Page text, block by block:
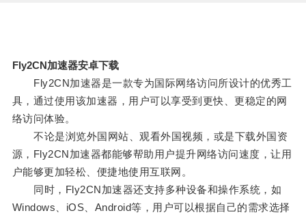
Fly2CN加速器安卓下载
Fly2CN加速器是一款专为国际网络访问所设计的优秀工
具，通过使用该加速器，用户可以享受到更快、更稳定的网
络访问体验。
不论是浏览外国网站、观看外国视频，或是下载外国资
源，Fly2CN加速器都能够帮助用户提升网络访问速度，让用
户能够更加轻松、便捷地使用互联网。
同时，Fly2CN加速器还支持多种设备和操作系统，如
Windows、iOS、Android等，用户可以根据自己的需求选择